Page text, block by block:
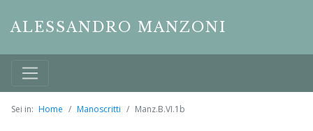
ALESSANDRO MANZONI
Sei in: Home Manoscritti Manz.B.VI.1b